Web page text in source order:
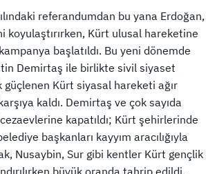
referandumdan bu yana Erdoğan,
koyulaştırırken, Kürt ulusal hareketine
başlatıldı. Bu yeni dönemde
Demirtaş ile birlikte sivil siyaset
güçlenen Kürt siyasal hareketi ağır
kaldı. Demirtaş ve çok sayıda
kapatıldı; Kürt şehirlerinde
başkanları kayyım aracılığıyla
Nusaybin, Sur gibi kentler Kürt gençlik
büyük oranda tahrip edildi,